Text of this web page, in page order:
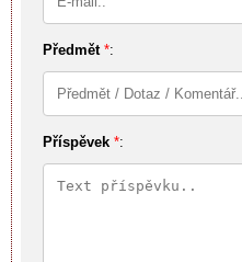
Předmět *:
Příspěvek *: